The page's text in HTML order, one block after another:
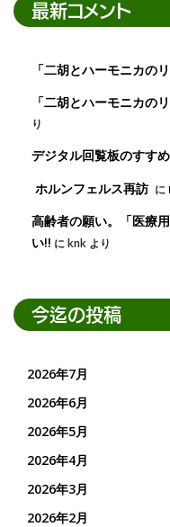
最新コメント
「二胡とハーモニカの
「二胡とハーモニカの
り
デジタル回覧板のすすめ
ホルンフェルス再訪 に
高齢者の願い。「医療
い!! にknk より
今迄の投稿
2026年7月
2026年6月
2026年5月
2026年4月
2026年3月
2026年2月